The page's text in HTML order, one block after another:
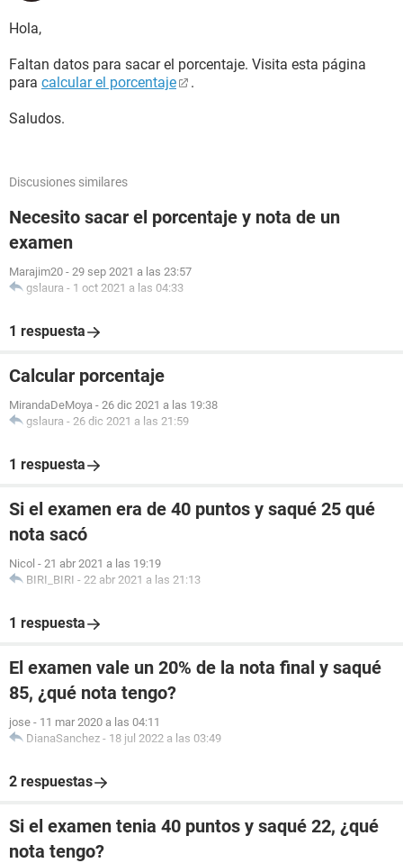
Hola,
Faltan datos para sacar el porcentaje. Visita esta página
para calcular el porcentaje .
Saludos.
Discusiones similares
Necesito sacar el porcentaje y nota de un
examen
Marajim20 - 29 sep 2021 a las 23:57
gslaura - 1 oct 2021 a las 04:33
1 respuesta
Calcular porcentaje
MirandaDeMoya - 26 dic 2021 a las 19:38
gslaura - 26 dic 2021 a las 21:59
1 respuesta
Si el examen era de 40 puntos y saqué 25 qué
nota sacó
Nicol - 21 abr 2021 a las 19:19
BIRI_BIRI - 22 abr 2021 a las 21:13
1 respuesta
El examen vale un 20% de la nota final y saqué
85, ¿qué nota tengo?
jose - 11 mar 2020 a las 04:11
DianaSanchez - 18 jul 2022 a las 03:49
2 respuestas
Si el examen tenia 40 puntos y saqué 22, ¿qué
nota tengo?